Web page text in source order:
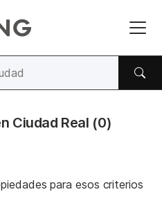
Ciudad Real (0)
para esos criterios